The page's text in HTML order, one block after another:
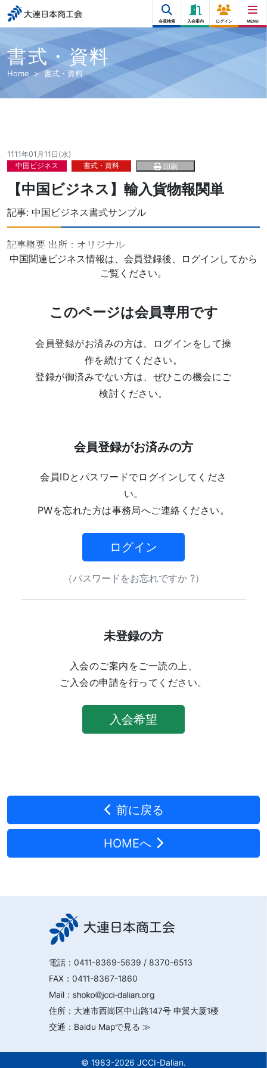
大連日本商工会
会員検索 入会案内 ログイン MENU
書式・資料
Home 書式・資料
1111年01月11日(水)
中国ビジネス
書式・資料 印刷
【中国ビジネス】輸入貨物報関単
記事: 中国ビジネス書式サンプル
記事概要 出所：オリジナル
中国関連ビジネス情報は、会員登録後、ログインしてから
ご覧ください。
このページは会員専用です
会員登録がお済みの方は、ログインをして操
作を続けてください。
登録が御済みでない方は、ぜひこの機会にご
検討ください。
会員登録がお済みの方
会員IDとパスワードでログインしてくださ
い。
PWを忘れた方は事務局へご連絡ください。
ログイン
（パスワードをお忘れですか ?）
未登録の方
入会のご案内をご一読の上、
ご入会の申請を行ってください。
入会希望
前に戻る
HOMEへ
大連日本商工会
電話： 0411-8369-5639 / 8370-6513
FAX：0411-8367-1860
Mail：
住所：大連市西崗区中山路147号 申貿大厦1楼
交通： Baidu Mapで見る ≫
© 1983-2026 JCCI-Dalian.